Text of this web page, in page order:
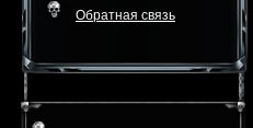
Обратная связь